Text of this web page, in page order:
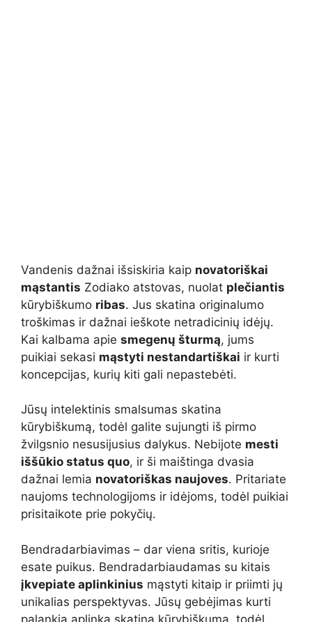
Vandenis dažnai išsiskiria kaip novatoriškai
mąstantis Zodiako atstovas, nuolat plečiantis
kūrybiškumo ribas. Jus skatina originalumo
troškimas ir dažnai ieškote netradicinių idėjų.
Kai kalbama apie smegenų šturmą, jums
puikiai sekasi mąstyti nestandartiškai ir kurti
koncepcijas, kurių kiti gali nepastebėti.
Jūsų intelektinis smalsumas skatina
kūrybiškumą, todėl galite sujungti iš pirmo
žvilgsnio nesusijusius dalykus. Nebijote mesti
iššūkio status quo, ir ši maištinga dvasia
dažnai lemia novatoriškas naujoves. Pritariate
naujoms technologijoms ir idėjoms, todėl puikiai
prisitaikote prie pokyčių.
Bendradarbiavimas – dar viena sritis, kurioje
esate puikus. Bendradarbiaudamas su kitais
įkvepiate aplinkinius mąstyti kitaip ir priimti jų
unikalias perspektyvas. Jūsų gebėjimas kurti
palankią aplinką skatina kūrybiškumą, todėl